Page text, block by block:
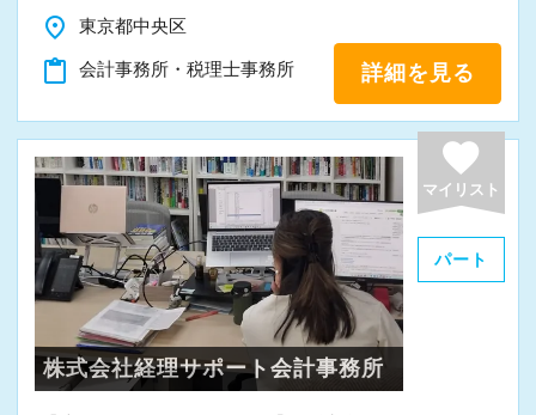
place 東京都中央区
content_paste 会計事務所・税理士事務所 詳細を見る
favorite
マイリスト
パート
株式会社経理サポート会計事務所